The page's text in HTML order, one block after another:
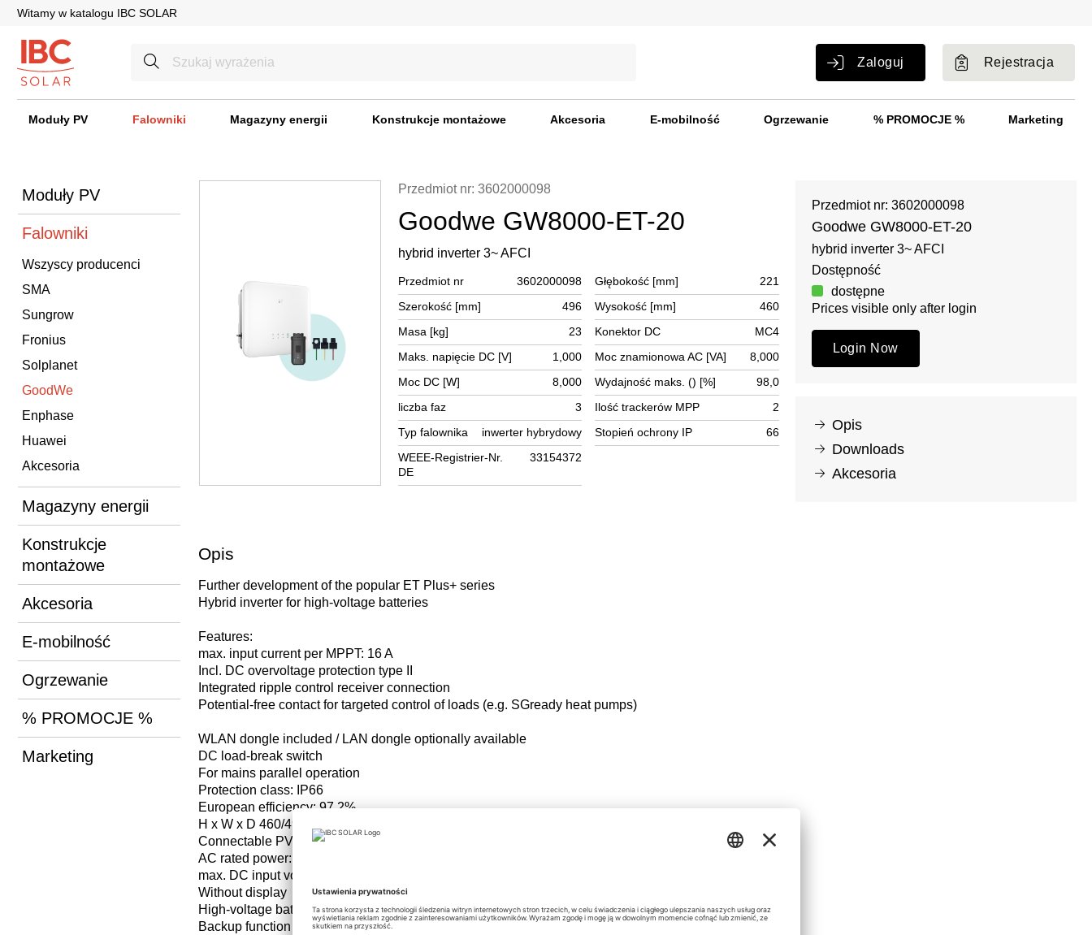
Witamy w katalogu IBC SOLAR
Zaloguj Rejestracja
Moduły PV Falowniki Magazyny energii Konstrukcje montażowe Akcesoria E-mobilność Ogrzewanie % PROMOCJE % Marketing
Moduły PV
Falowniki
Wszyscy producenci
SMA
Sungrow
Fronius
Solplanet
GoodWe
Enphase
Huawei
Akcesoria
Magazyny energii
Konstrukcje
montażowe
Akcesoria
E-mobilność
Ogrzewanie
% PROMOCJE %
Marketing
Przedmiot nr: 3602000098
Goodwe GW8000-ET-20
hybrid inverter 3~ AFCI
Przedmiot nr 3602000098 Głębokość [mm]
221
Szerokość [mm]
496 Wysokość [mm]
460
Masa [kg]
23 Konektor DC
MC4
Maks. napięcie DC [V]
1,000 Moc znamionowa AC [VA]
8,000
Moc DC [W]
8,000 Wydajność maks. () [%]
98,0
liczba faz
3 Ilość trackerów MPP
2
Typ falownika
inwerter hybrydowy Stopień ochrony IP
66
WEEE-Registrier-Nr.
DE
33154372
Opis
Further development of the popular ET Plus+ series
Hybrid inverter for high-voltage batteries
Features:
max. input current per MPPT: 16 A
Incl. DC overvoltage protection type II
Integrated ripple control receiver connection
Potential-free contact for targeted control of loads (e.g. SGready heat pumps)
WLAN dongle included / LAN dongle optionally available
DC load-break switch
For mains parallel operation
Protection class: IP66
European efficiency: 97.2%
H x W x D 460/496/221 mm
Connectable PV power: 12.800 Wp
AC rated power: 8000 W
max. DC input voltage: 1000V
Without display
High-voltage battery (see manufacturer documents for compatibility)
Backup function (backup power, 3-phase 8000W)
Przedmiot nr: 3602000098
Goodwe GW8000-ET-20
hybrid inverter 3~ AFCI
Dostępność
dostępne
Prices visible only after login
Login Now
Opis
Downloads
Akcesoria